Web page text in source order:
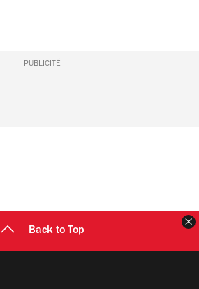
PUBLICITÉ
Back to Top